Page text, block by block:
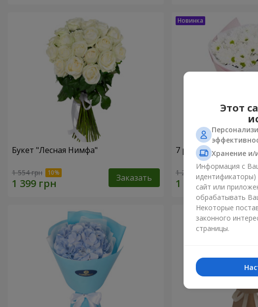
Букет "Лесная Нимфа"
1 554 грн Заказать
7 ромашковых
1 293 грн
Этот
Хранение
Информация с
сайт или
обрабатывать
Некоторые
законного
страницы.